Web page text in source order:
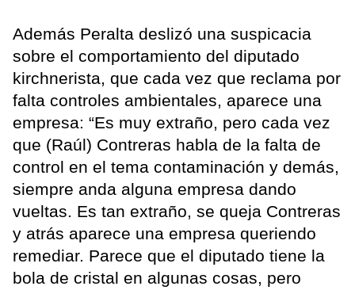
Además Peralta deslizó una suspicacia
sobre el comportamiento del diputado
kirchnerista, que cada vez que reclama por
falta controles ambientales, aparece una
empresa: “Es muy extraño, pero cada vez
que (Raúl) Contreras habla de la falta de
control en el tema contaminación y demás,
siempre anda alguna empresa dando
vueltas. Es tan extraño, se queja Contreras
y atrás aparece una empresa queriendo
remediar. Parece que el diputado tiene la
bola de cristal en algunas cosas, pero